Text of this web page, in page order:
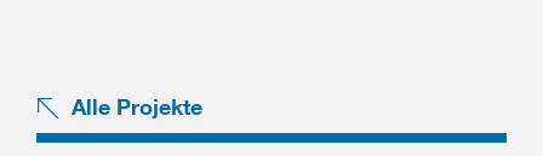
Alle Projekte